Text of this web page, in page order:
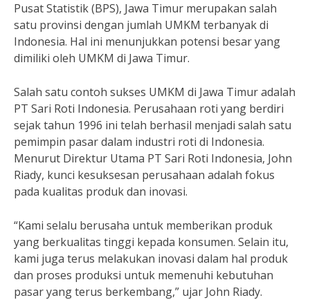
Pusat Statistik (BPS), Jawa Timur merupakan salah
satu provinsi dengan jumlah UMKM terbanyak di
Indonesia. Hal ini menunjukkan potensi besar yang
dimiliki oleh UMKM di Jawa Timur.
Salah satu contoh sukses UMKM di Jawa Timur adalah
PT Sari Roti Indonesia. Perusahaan roti yang berdiri
sejak tahun 1996 ini telah berhasil menjadi salah satu
pemimpin pasar dalam industri roti di Indonesia.
Menurut Direktur Utama PT Sari Roti Indonesia, John
Riady, kunci kesuksesan perusahaan adalah fokus
pada kualitas produk dan inovasi.
“Kami selalu berusaha untuk memberikan produk
yang berkualitas tinggi kepada konsumen. Selain itu,
kami juga terus melakukan inovasi dalam hal produk
dan proses produksi untuk memenuhi kebutuhan
pasar yang terus berkembang,” ujar John Riady.